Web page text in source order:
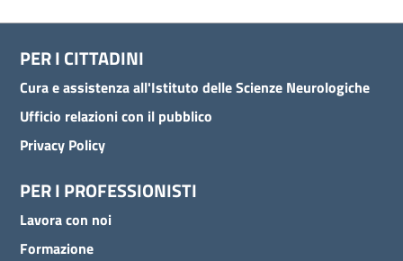
PER I CITTADINI
Cura e assistenza all'Istituto delle Scienze Neurologiche
Ufficio relazioni con il pubblico
Privacy Policy
PER I PROFESSIONISTI
Lavora con noi
Formazione